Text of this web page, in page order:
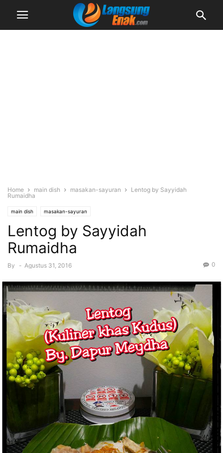
Home main dish masakan-sayuran
Lentog by Sayyidah
Rumaidha
main dish masakan-sayuran
Lentog by Sayyidah
Rumaidha
By - Agustus 31, 2016 0